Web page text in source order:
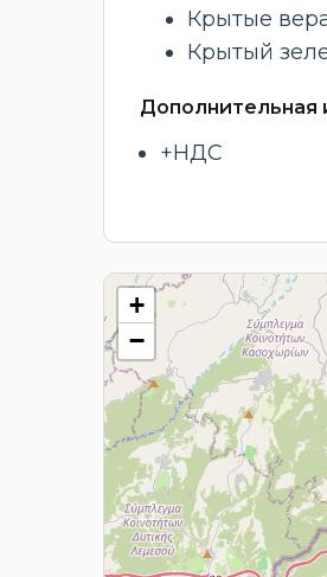
Крытые
Крытый
Дополнительная
+НДС
+
−